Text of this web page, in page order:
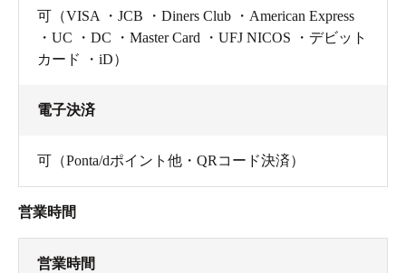
可（VISA ・JCB ・Diners Club ・American Express
・UC ・DC ・Master Card ・UFJ NICOS ・デビット
カード ・iD）
電子決済
可（Ponta/dポイント他・QRコード決済）
営業時間
営業時間